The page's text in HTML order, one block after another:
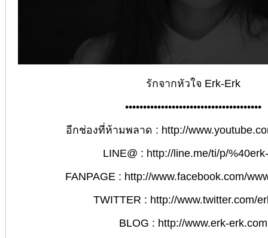
รักจากหัวใจ Erk-Erk
••••••••••••••••••••••••••••••••••••••
อีกช่องที่ห้ามพลาด : http://
LINE@ : http://line.me/ti/p/
FANPAGE : http://www.facebook.com/
TWITTER : http://www.twitter.com/
BLOG : http://www.erk-erk.com